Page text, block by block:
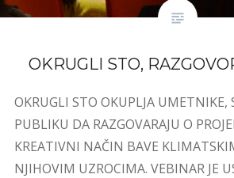
OKRUGLI STO,
OKRUGLI STO OKUPLJA UMETNIKE,
PUBLIKU DA RAZGOVARAJU O
KREATIVNI NAČIN BAVE
NJIHOVIM UZROCIMA. VEBINAR JE